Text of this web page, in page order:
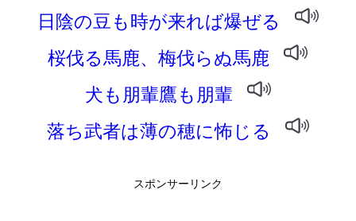
日陰の豆も時が来れば爆ぜる
桜伐る馬鹿、梅伐らぬ馬鹿
犬も朋輩鷹も朋輩
落ち武者は薄の穂に怖じる
スポンサーリンク